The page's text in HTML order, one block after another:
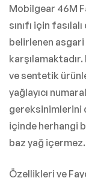
Mobilgear 46M
sınıfı için
belirlenen
ve sentetik
yağlayıcı
gereksinimlerini
içinde herhangi
baz yağ içermez.
Özellikleri ve